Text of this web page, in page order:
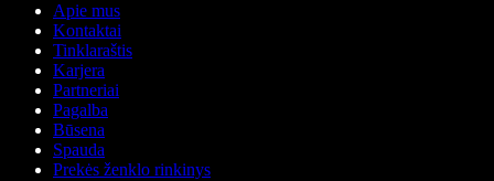
Apie mus
Kontaktai
Tinklaraštis
Karjera
Partneriai
Pagalba
Būsena
Spauda
Prekės ženklo rinkinys